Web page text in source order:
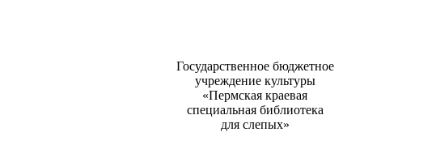
Государственное бюджетное
учреждение культуры
«Пермская краевая
специальная библиотека
для слепых»